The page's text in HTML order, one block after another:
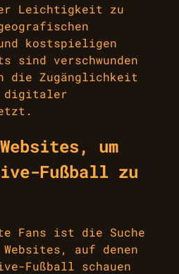
Leichtigkeit zu
kostspieligen
sind verschwunden
die Zugänglichkeit
digitaler
um
Fußball zu
Fans ist die Suche
auf denen
Fußball schauen